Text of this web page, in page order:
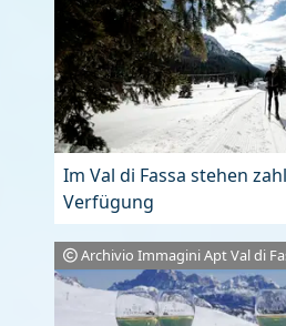
Im Val di Fassa stehen
Verfügung
Archivio Immagini Apt Val di